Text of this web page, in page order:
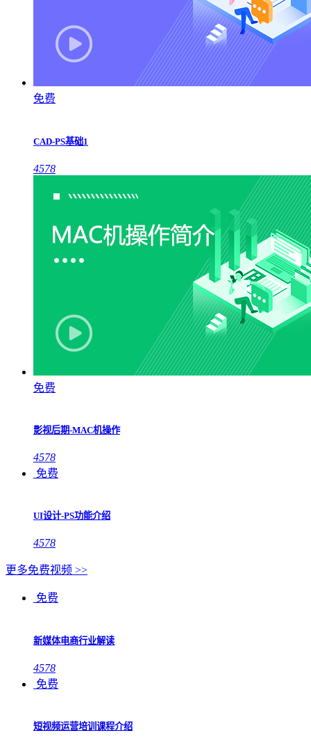
免费
CAD-PS基础1
4578
免费
影视后期-MAC机操作
4578
免费
UI设计-PS功能介绍
4578
更多免费视频 >>
免费
新媒体电商行业解读
4578
免费
短视频运营培训课程介绍